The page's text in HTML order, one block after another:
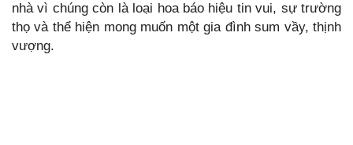
nhà vì chúng còn là loại hoa báo hiệu tin vui, sự trường
thọ và thể hiện mong muốn một gia đình sum vầy, thịnh
vượng.